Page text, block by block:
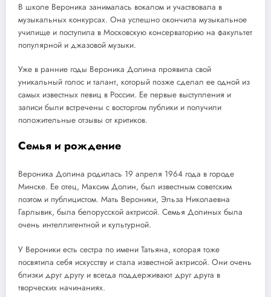
В школе Вероника занималась вокалом и участвовала в
музыкальных конкурсах. Она успешно окончила музыкальное
училище и поступила в Московскую консерваторию на факультет
популярной и джазовой музыки.
Уже в ранние годы Вероника Долина проявила свой
уникальный голос и талант, который позже сделал ее одной из
самых известных певиц в России. Ее первые выступления и
записи были встречены с восторгом публики и получили
положительные отзывы от критиков.
Семья и рождение
Вероника Долина родилась 19 апреля 1964 года в городе
Минске. Ее отец, Максим Долин, был известным советским
поэтом и публицистом. Мать Вероники, Эльза Николаевна
Гарлывик, была белорусской актрисой. Семья Долиных была
очень интеллигентной и культурной.
У Вероники есть сестра по имени Татьяна, которая тоже
посвятила себя искусству и стала известной актрисой. Они очень
близки друг другу и всегда поддерживают друг друга в
творческих начинаниях.